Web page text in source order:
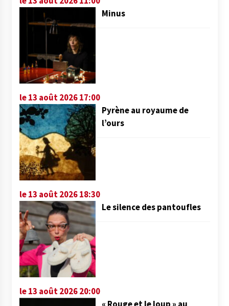
Minus
le 13 août 2026 17:00
Pyrène au royaume de
l’ours
le 13 août 2026 18:30
Le silence des pantoufles
le 13 août 2026 20:00